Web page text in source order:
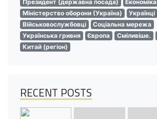
Президент (державна посада)
Економіка
Міністерство оборони (Україна)
Українці
Військовослужбовці
Соціальна мережа
Українська гривня
Європа Сміливіше.
Китай (регіон)
RECENT POSTS